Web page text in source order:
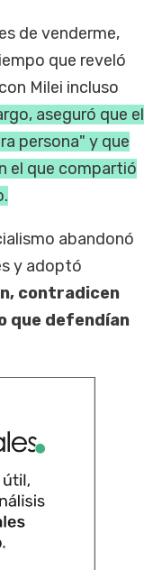
de venderme,
que reveló
Milei incluso
aseguró que el
persona" y que
el que compartió
abandonó
y adoptó
contradicen
que defendían